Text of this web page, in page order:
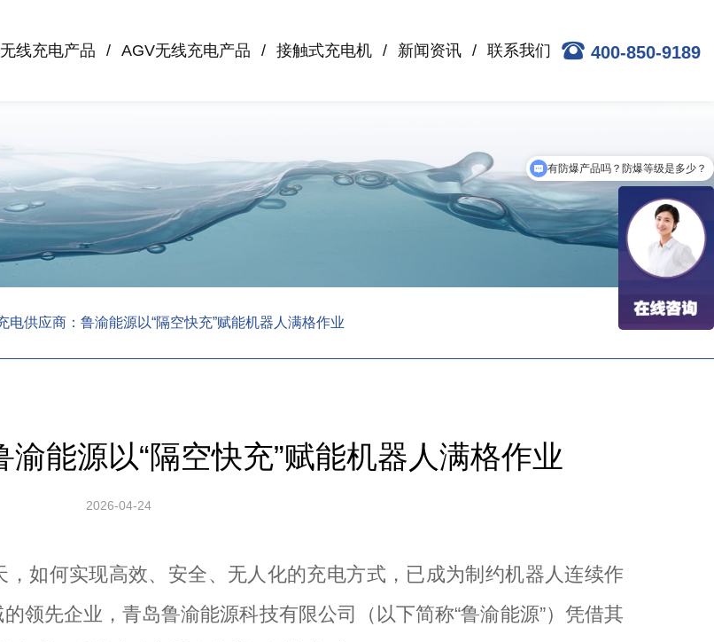
400-850-9189
线充电产品 AGV无线充电产品 接触式充电机 新闻资讯 联系我们
电供应商：鲁渝能源以“隔空快充”赋能机器人满格作业
能源以“隔空快充”赋能机器人满格作业
2026-04-24
如何实现高效、安全、无人化的充电方式，已成为制约机器人连续作
领先企业，青岛鲁渝能源科技有限公司（以下简称“鲁渝能源”）凭借其
有防爆产品吗？防爆等级是多少？